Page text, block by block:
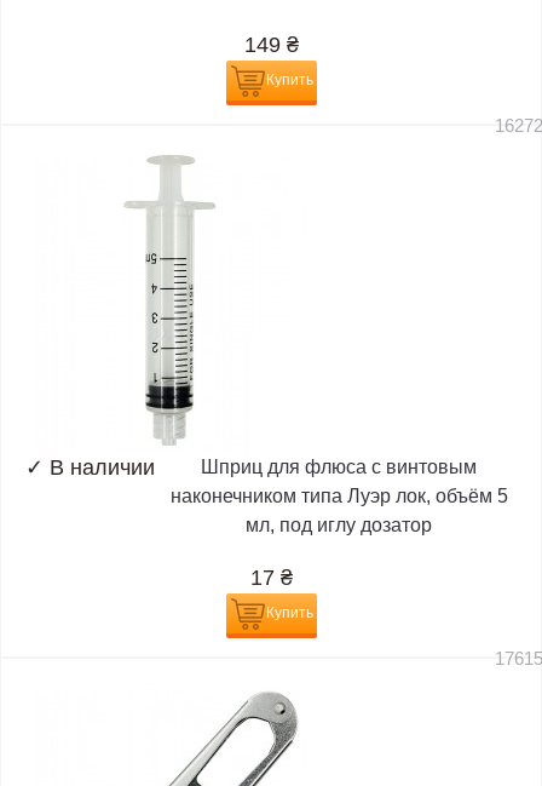
149 ₴
Купить
✓ В наличии
Шприц для флюса с винтовым
наконечником типа Луэр лок, объём 5
мл, под иглу дозатор
17 ₴
Купить